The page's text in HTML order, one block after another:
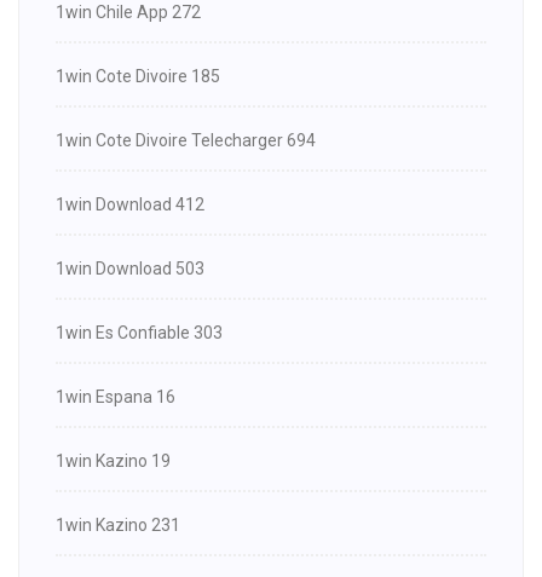
1win Chile App 272
1win Cote Divoire 185
1win Cote Divoire Telecharger 694
1win Download 412
1win Download 503
1win Es Confiable 303
1win Espana 16
1win Kazino 19
1win Kazino 231